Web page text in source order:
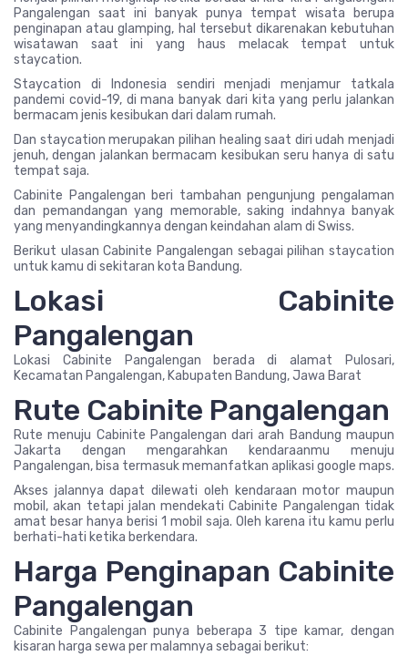
Pangalengan saat ini banyak punya tempat wisata berupa
penginapan atau glamping, hal tersebut dikarenakan kebutuhan
wisatawan saat ini yang haus melacak tempat untuk
staycation.
Staycation di Indonesia sendiri menjadi menjamur tatkala
pandemi covid-19, di mana banyak dari kita yang perlu jalankan
bermacam jenis kesibukan dari dalam rumah.
Dan staycation merupakan pilihan healing saat diri udah menjadi
jenuh, dengan jalankan bermacam kesibukan seru hanya di satu
tempat saja.
Cabinite Pangalengan beri tambahan pengunjung pengalaman
dan pemandangan yang memorable, saking indahnya banyak
yang menyandingkannya dengan keindahan alam di Swiss.
Berikut ulasan Cabinite Pangalengan sebagai pilihan staycation
untuk kamu di sekitaran kota Bandung.
Lokasi Cabinite
Pangalengan
Lokasi Cabinite Pangalengan berada di alamat Pulosari,
Kecamatan Pangalengan, Kabupaten Bandung, Jawa Barat
Rute Cabinite Pangalengan
Rute menuju Cabinite Pangalengan dari arah Bandung maupun
Jakarta dengan mengarahkan kendaraanmu menuju
Pangalengan, bisa termasuk memanfatkan aplikasi google maps.
Akses jalannya dapat dilewati oleh kendaraan motor maupun
mobil, akan tetapi jalan mendekati Cabinite Pangalengan tidak
amat besar hanya berisi 1 mobil saja. Oleh karena itu kamu perlu
berhati-hati ketika berkendara.
Harga Penginapan Cabinite
Pangalengan
Cabinite Pangalengan punya beberapa 3 tipe kamar, dengan
kisaran harga sewa per malamnya sebagai berikut: